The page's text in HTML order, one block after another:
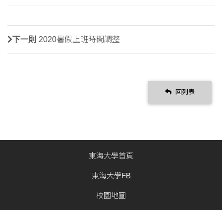
下一則 2020暑假上班時間調整
回列表
東海大學首頁
東海大學FB
校園地圖